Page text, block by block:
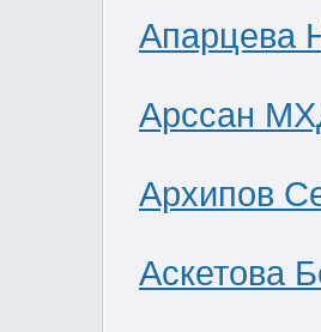
Апарцева
Арссан
Архипов
Аскетова